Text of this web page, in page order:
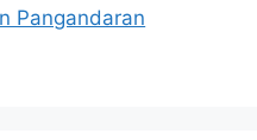
Pangandaran